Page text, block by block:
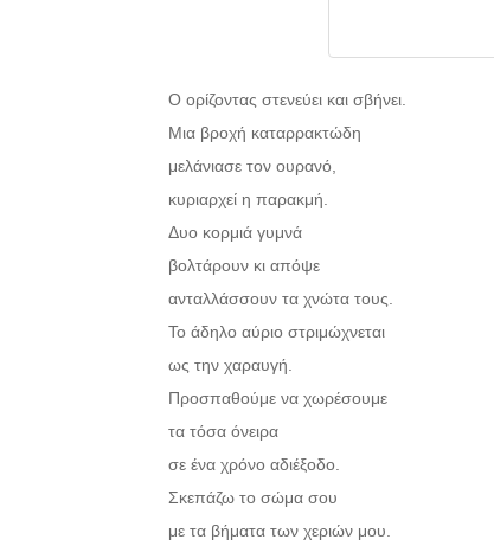
Ο ορίζοντας στενεύει και σβήνει.
Μια βροχή καταρρακτώδη
μελάνιασε τον ουρανό,
κυριαρχεί η παρακμή.
Δυο κορμιά γυμνά
βολτάρουν κι απόψε
ανταλλάσσουν τα χνώτα τους.
Το άδηλο αύριο στριμώχνεται
ως την χαραυγή.
Προσπαθούμε να χωρέσουμε
τα τόσα όνειρα
σε ένα χρόνο αδιέξοδο.
Σκεπάζω το σώμα σου
με τα βήματα των χεριών μου.